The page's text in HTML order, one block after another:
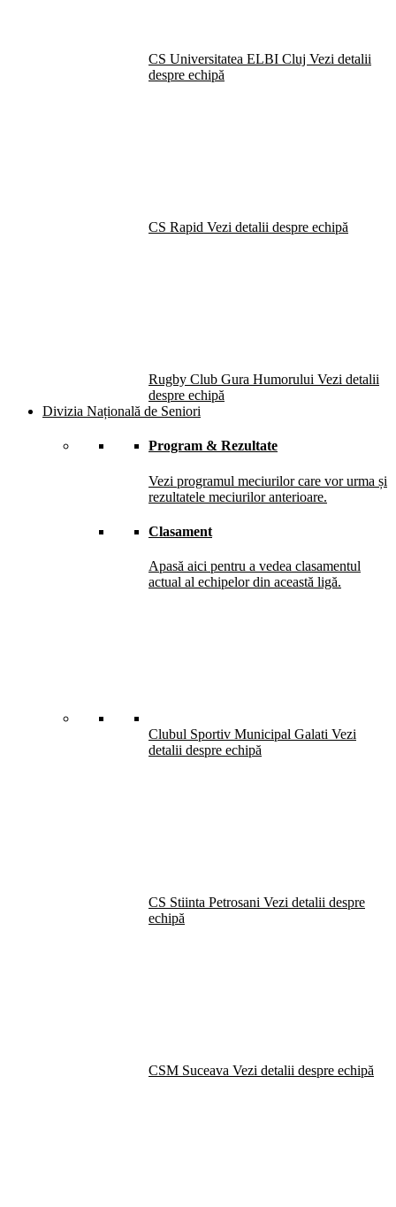
CS Universitatea ELBI Cluj Vezi detalii
despre echipă
CS Rapid Vezi detalii despre echipă
Rugby Club Gura Humorului Vezi detalii
despre echipă
Divizia Națională de Seniori
Program & Rezultate
Vezi programul meciurilor care vor urma și
rezultatele meciurilor anterioare.
Clasament
Apasă aici pentru a vedea clasamentul
actual al echipelor din această ligă.
Clubul Sportiv Municipal Galati Vezi
detalii despre echipă
CS Stiinta Petrosani Vezi detalii despre
echipă
CSM Suceava Vezi detalii despre echipă